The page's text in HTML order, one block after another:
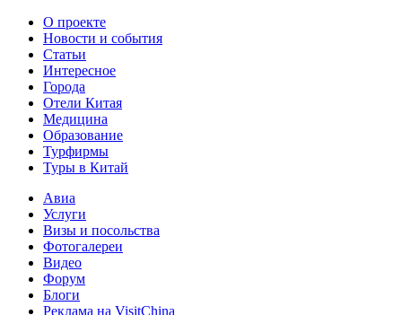
О проекте
Новости и события
Статьи
Интересное
Города
Отели Китая
Медицина
Образование
Турфирмы
Туры в Китай
Авиа
Услуги
Визы и посольства
Фотогалереи
Видео
Форум
Блоги
Реклама на VisitChina